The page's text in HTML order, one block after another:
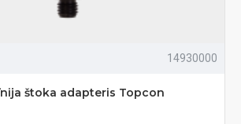
14930000
štoka adapteris Topcon